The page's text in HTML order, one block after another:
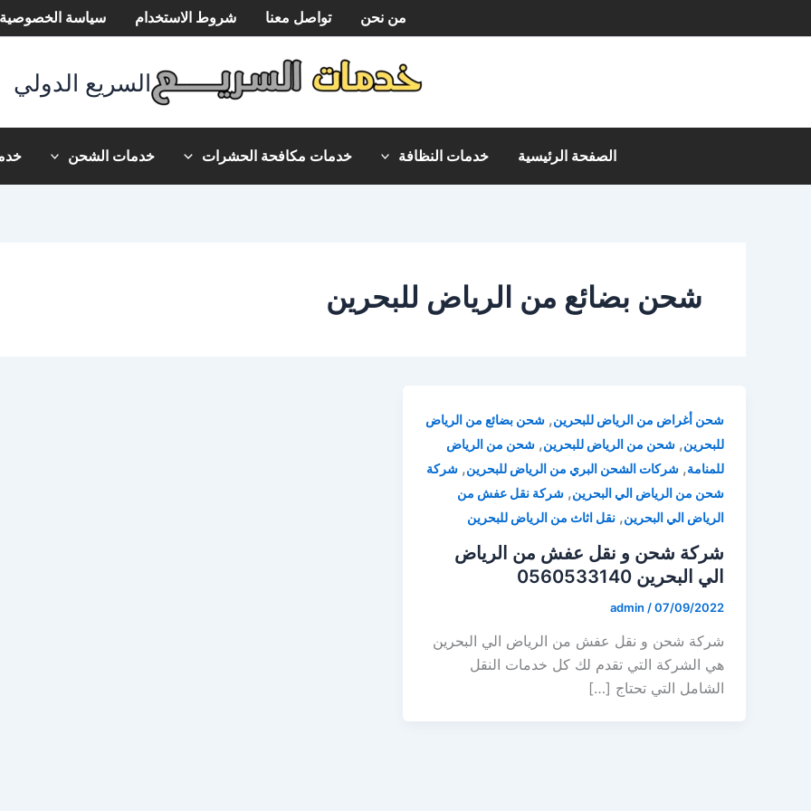
إلى
من نحن تواصل معنا شروط الاستخدام سياسة الخصوصية
السريع الدولي
الصفحة الرئيسية خدمات النظافة خدمات مكافحة الحشرات خدمات الشحن
شحن بضائع من الرياض للبحرين
شحن أغراض من الرياض للبحرين, شحن بضائع من الرياض
للبحرين, شحن من الرياض للبحرين, شحن من الرياض
للمنامة, شركات الشحن البري من الرياض للبحرين, شركة
شحن من الرياض الي البحرين, شركة نقل عفش من
الرياض الي البحرين, نقل اثاث من الرياض للبحرين
شركة شحن و نقل عفش من الرياض
الي البحرين 0560533140
admin /07/09/2022
شركة شحن و نقل عفش من الرياض الي البحرين
هي الشركة التي تقدم لك كل خدمات النقل
الشامل التي تحتاج […]